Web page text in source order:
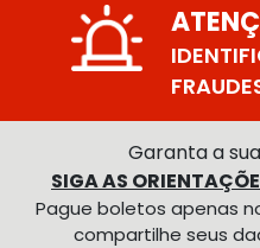
Garanta a
SIGA AS
Pague boletos apenas
compartilhe seus